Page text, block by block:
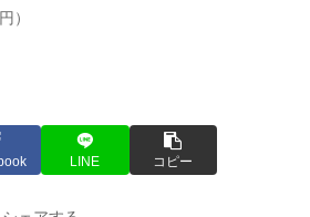
）
LINE コピー